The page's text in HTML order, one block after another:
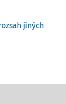
jiných